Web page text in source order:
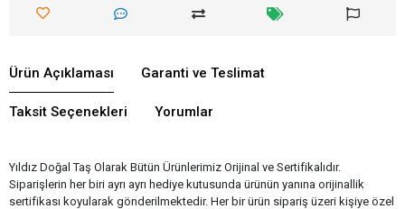
Ürün Açıklaması Garanti ve Teslimat
Taksit Seçenekleri Yorumlar
Yıldız Doğal Taş Olarak Bütün Ürünlerimiz Orijinal ve Sertifikalıdır.
Siparişlerin her biri ayrı ayrı hediye kutusunda ürünün yanına orijinallik
sertifikası koyularak gönderilmektedir. Her bir ürün sipariş üzeri kişiye özel